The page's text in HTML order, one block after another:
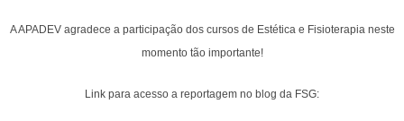
A APADEV agradece a participação dos cursos de Estética e Fisioterapia neste
momento tão importante!
Link para acesso a reportagem no blog da FSG: